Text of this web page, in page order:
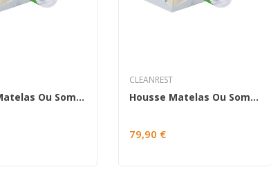
Housse Matelas Ou Sommier Twin 90/100x190
CLEANREST
Housse Matelas Ou Sommier Twin Xl 90/100x200
79,90 €